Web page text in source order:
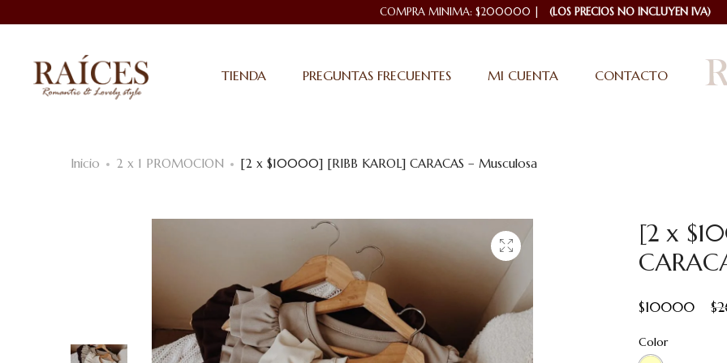
COMPRA MINIMA: $200000 | (LOS PRECIOS NO INCLUYEN IVA)
TIENDA PREGUNTAS FRECUENTES MI CUENTA CONTACTO
Inicio 2 x 1 PROMOCION [2 x $10000] [RIBB KAROL] CARACAS – Musculosa
[2 x
$
$10000
Color